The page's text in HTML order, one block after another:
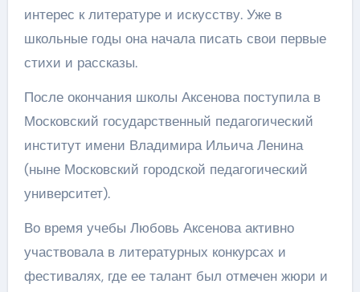
интерес к литературе и искусству. Уже в
школьные годы она начала писать свои первые
стихи и рассказы.
После окончания школы Аксенова поступила в
Московский государственный педагогический
институт имени Владимира Ильича Ленина
(ныне Московский городской педагогический
университет).
Во время учебы Любовь Аксенова активно
участвовала в литературных конкурсах и
фестивалях, где ее талант был отмечен жюри и